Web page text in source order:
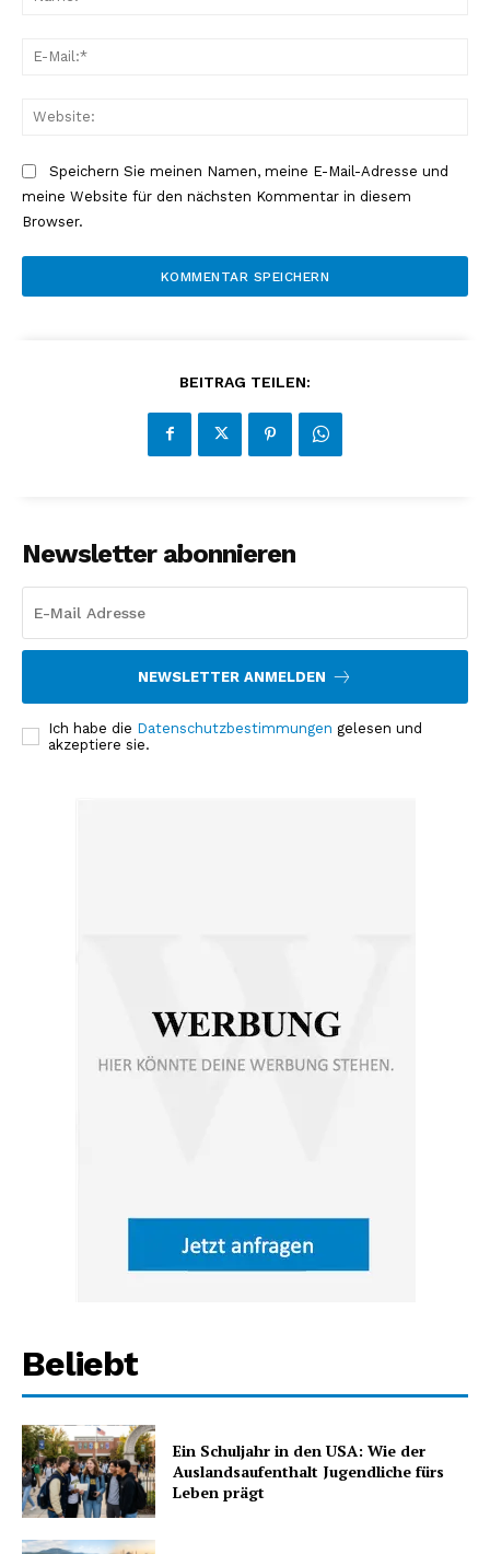
Speichern Sie meinen Namen, meine E-Mail-Adresse und
meine Website für den nächsten Kommentar in diesem
Browser.
BEITRAG TEILEN:
Newsletter abonnieren
NEWSLETTER ANMELDEN
Ich habe die Datenschutzbestimmungen gelesen und
akzeptiere sie.
Beliebt
Ein Schuljahr in den USA: Wie der
Auslandsaufenthalt Jugendliche fürs
Leben prägt